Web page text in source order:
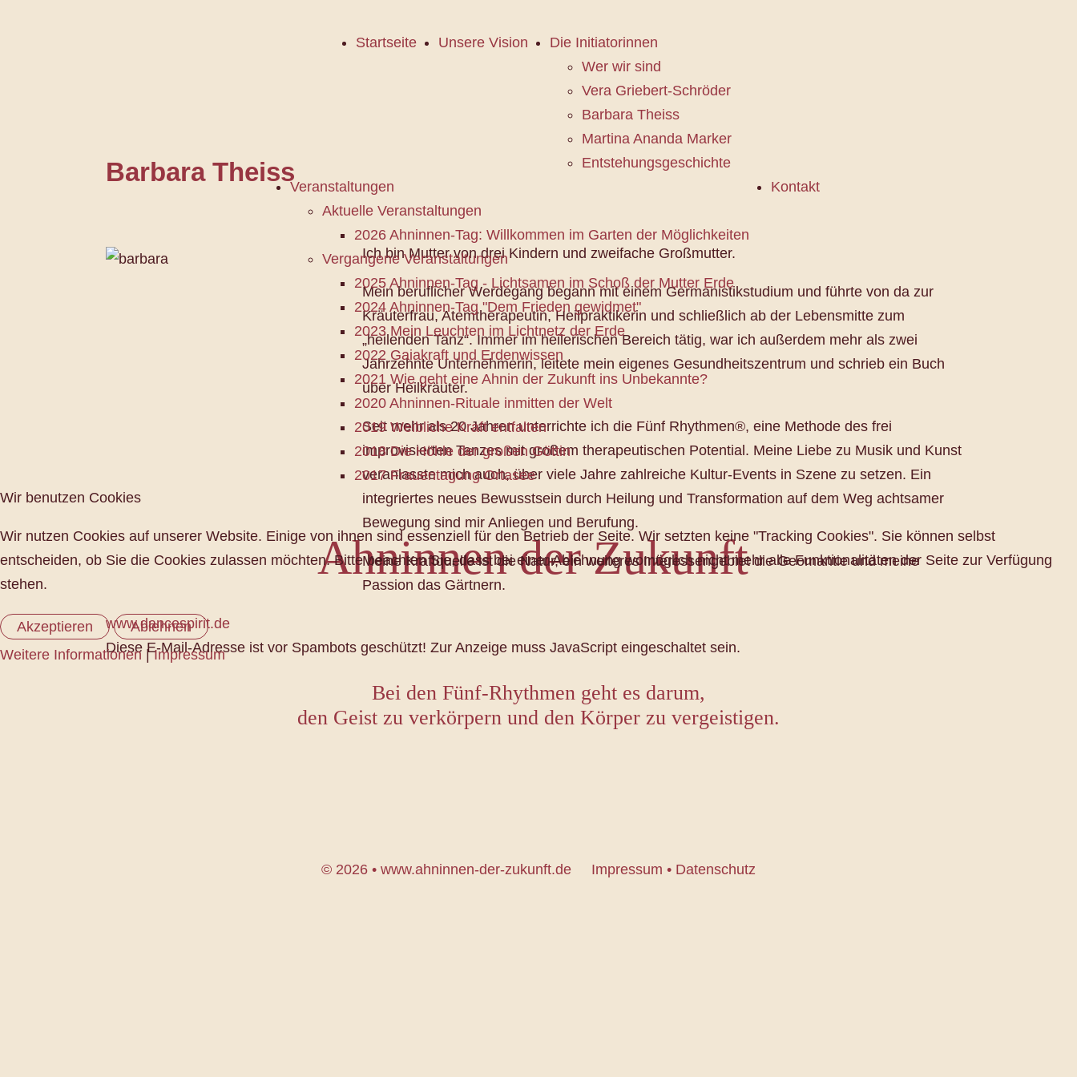
Startseite Unsere Vision
Die Initiatorinnen
Wer wir sind
Vera Griebert-Schröder
Barbara Theiss
Martina Ananda Marker
Entstehungsgeschichte
Veranstaltungen
Aktuelle Veranstaltungen
2026 Ahninnen-Tag: Willkommen im Garten der Möglichkeiten
Vergangene Veranstaltungen
2025 Ahninnen-Tag - Lichtsamen im Schoß der Mutter Erde
2024 Ahninnen-Tag "Dem Frieden gewidmet"
2023 Mein Leuchten im Lichtnetz der Erde
2022 Gaiakraft und Erdenwissen
2021 Wie geht eine Ahnin der Zukunft ins Unbekannte?
2020 Ahninnen-Rituale inmitten der Welt
2019 Weibliche Kraft entfalten
2018 Die Höhle der großen Göttin
2017 Frauentagung Ortasee
Kontakt
Ahninnen der Zukunft
Barbara Theiss
Ich bin Mutter von drei Kindern und zweifache Großmutter.
Mein beruflicher Werdegang begann mit einem Germanistikstudium und führte von da zur
Kräuterfrau, Atemtherapeutin, Heilpraktikerin und schließlich ab der Lebensmitte zum
„heilenden Tanz“. Immer im heilerischen Bereich tätig, war ich außerdem mehr als zwei
Jahrzehnte Unternehmerin, leitete mein eigenes Gesundheitszentrum und schrieb ein Buch
über Heilkräuter.
Seit mehr als 20 Jahren unterrichte ich die Fünf Rhythmen®, eine Methode des frei
improvisierten Tanzes mit großem therapeutischen Potential. Meine Liebe zu Musik und Kunst
veranlasste mich auch, über viele Jahre zahlreiche Kultur-Events in Szene zu setzen. Ein
integriertes neues Bewusstsein durch Heilung und Transformation auf dem Weg achtsamer
Bewegung sind mir Anliegen und Berufung.
Meine Kraftquelle ist die Natur, ein weiteres Interessengebiet die Geomantie und meine
Passion das Gärtnern.
www.dancespirit.de
Diese E-Mail-Adresse ist vor Spambots geschützt! Zur Anzeige muss JavaScript eingeschaltet sein.
Bei den Fünf-Rhythmen geht es darum,
den Geist zu verkörpern und den Körper zu vergeistigen.
© 2026 • www.ahninnen-der-zukunft.de Impressum Datenschutz
Wir benutzen Cookies
Wir nutzen Cookies auf unserer Website. Einige von ihnen sind essenziell für den Betrieb der Seite. Wir setzten keine "Tracking Cookies". Sie können selbst
entscheiden, ob Sie die Cookies zulassen möchten. Bitte beachten Sie, dass bei einer Ablehnung womöglich nicht mehr alle Funktionalitäten der Seite zur Verfügung
stehen.
Akzeptieren
Ablehnen
Weitere Informationen |Impressum